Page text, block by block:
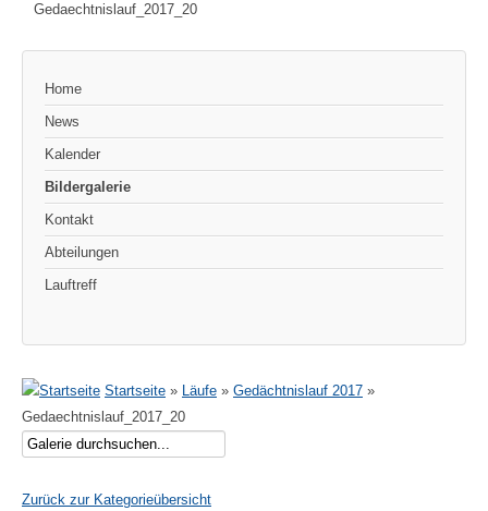
Gedaechtnislauf_2017_20
Home
News
Kalender
Bildergalerie
Kontakt
Abteilungen
Lauftreff
Startseite » Läufe » Gedächtnislauf 2017 »
Gedaechtnislauf_2017_20
Zurück zur Kategorieübersicht